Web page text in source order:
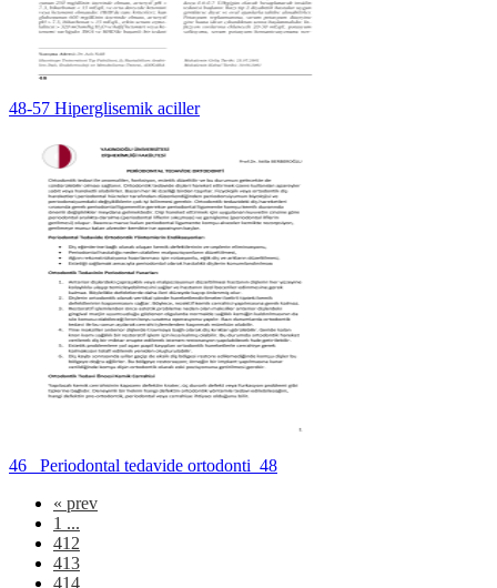
48-57 Hiperglisemik aciller
46_ Periodontal tedavide ortodonti_48
« prev
1 ...
412
413
414